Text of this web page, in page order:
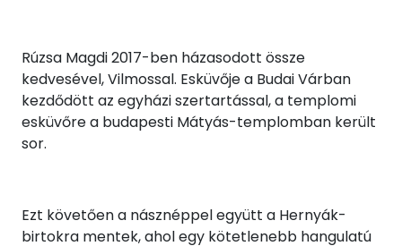
Rúzsa Magdi 2017-ben házasodott össze
kedvesével, Vilmossal. Esküvője a Budai Várban
kezdődött az egyházi szertartással, a templomi
esküvőre a budapesti Mátyás-templomban került
sor.
Ezt követően a násznéppel együtt a Hernyák-
birtokra mentek, ahol egy kötetlenebb hangulatú